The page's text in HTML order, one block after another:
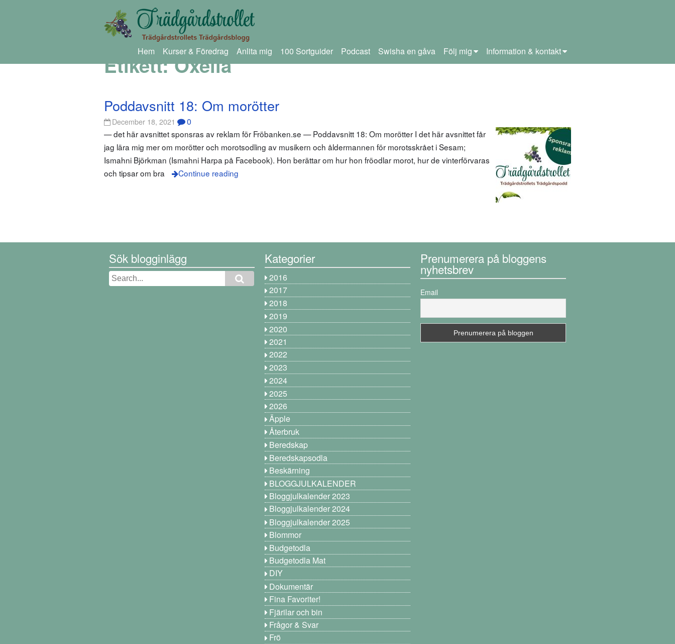
Hem Kurser & Föredrag Anlita mig 100 Sortguider Podcast Swisha en gåva Följ mig Information & kontakt
Etikett:Oxella
Poddavsnitt 18: Om morötter
December 18, 2021 0
— det här avsnittet sponsras av reklam för Fröbanken.se — Poddavsnitt 18: Om morötter I det här avsnittet får
jag lära mig mer om morötter och morotsodling av musikern och åldermannen för morotsskrået i Sesam;
Ismahni Björkman (Ismahni Harpa på Facebook). Hon berättar om hur hon fröodlar morot, hur de vinterförvaras
och tipsar om bra
Continue reading
Sök blogginlägg Kategorier
2016
2017
2018
2019
2020
2021
2022
2023
2024
2025
2026
Äpple
Återbruk
Beredskap
Beredskapsodla
Beskärning
BLOGGJULKALENDER
Bloggjulkalender 2023
Bloggjulkalender 2024
Bloggjulkalender 2025
Blommor
Budgetodla
Budgetodla Mat
DIY
Dokumentär
Fina Favoriter!
Fjärilar och bin
Frågor & Svar
Frö
Prenumerera på bloggens
nyhetsbrev
Email